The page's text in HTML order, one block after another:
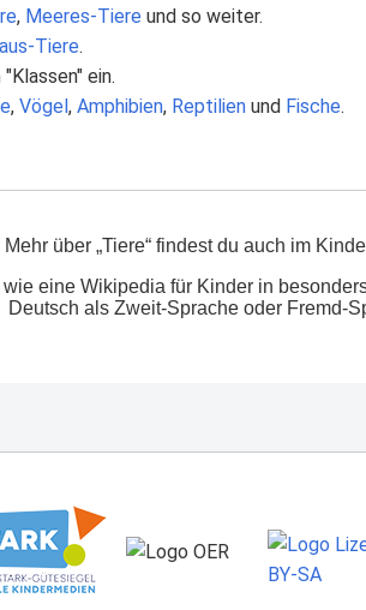
, Meeres-Tiere und so weiter.
Tiere.
ein.
, Vögel , Amphibien, Reptilien und Fische.
Mehr über „Tiere“ findest du auch im
eine Wikipedia für Kinder in
Deutsch als Zweit-Sprache oder Fremd-